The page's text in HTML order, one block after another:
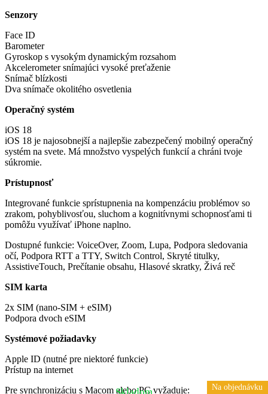
Na objednávku
Na objednávku
Senzory
Face ID
Barometer
Gyroskop s vysokým dynamickým rozsahom
Akcelerometer snímajúci vysoké preťaženie
Snímač blízkosti
Dva snímače okolitého osvetlenia
Operačný systém
iOS 18
iOS 18 je najosobnejší a najlepšie zabezpečený mobilný operačný
systém na svete. Má množstvo vyspelých funkcií a chráni tvoje
súkromie.
Prístupnosť
Integrované funkcie sprístupnenia na kompenzáciu problémov so
zrakom, pohyblivosťou, sluchom a kognitívnymi schopnosťami ti
pomôžu využívať iPhone naplno.
Dostupné funkcie: VoiceOver, Zoom, Lupa, Podpora sledovania
očí, Podpora RTT a TTY, Switch Control, Skryté titulky,
AssistiveTouch, Prečítanie obsahu, Hlasové skratky, Živá reč
SIM karta
2x SIM (nano-SIM + eSIM)
Podpora dvoch eSIM
Systémové požiadavky
Apple ID (nutné pre niektoré funkcie)
Prístup na internet
Pre synchronizáciu s Macom alebo PC vyžaduje: